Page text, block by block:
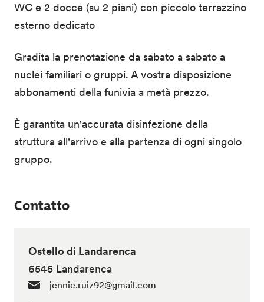
WC e 2 docce (su 2 piani) con piccolo terrazzino
esterno dedicato
Gradita la prenotazione da sabato a sabato a
nuclei familiari o gruppi. A vostra disposizione
abbonamenti della funivia a metà prezzo.
È garantita un'accurata disinfezione della
struttura all'arrivo e alla partenza di ogni singolo
gruppo.
Contatto
Ostello di Landarenca
6545 Landarenca
jennie.ruiz92@gmail.com